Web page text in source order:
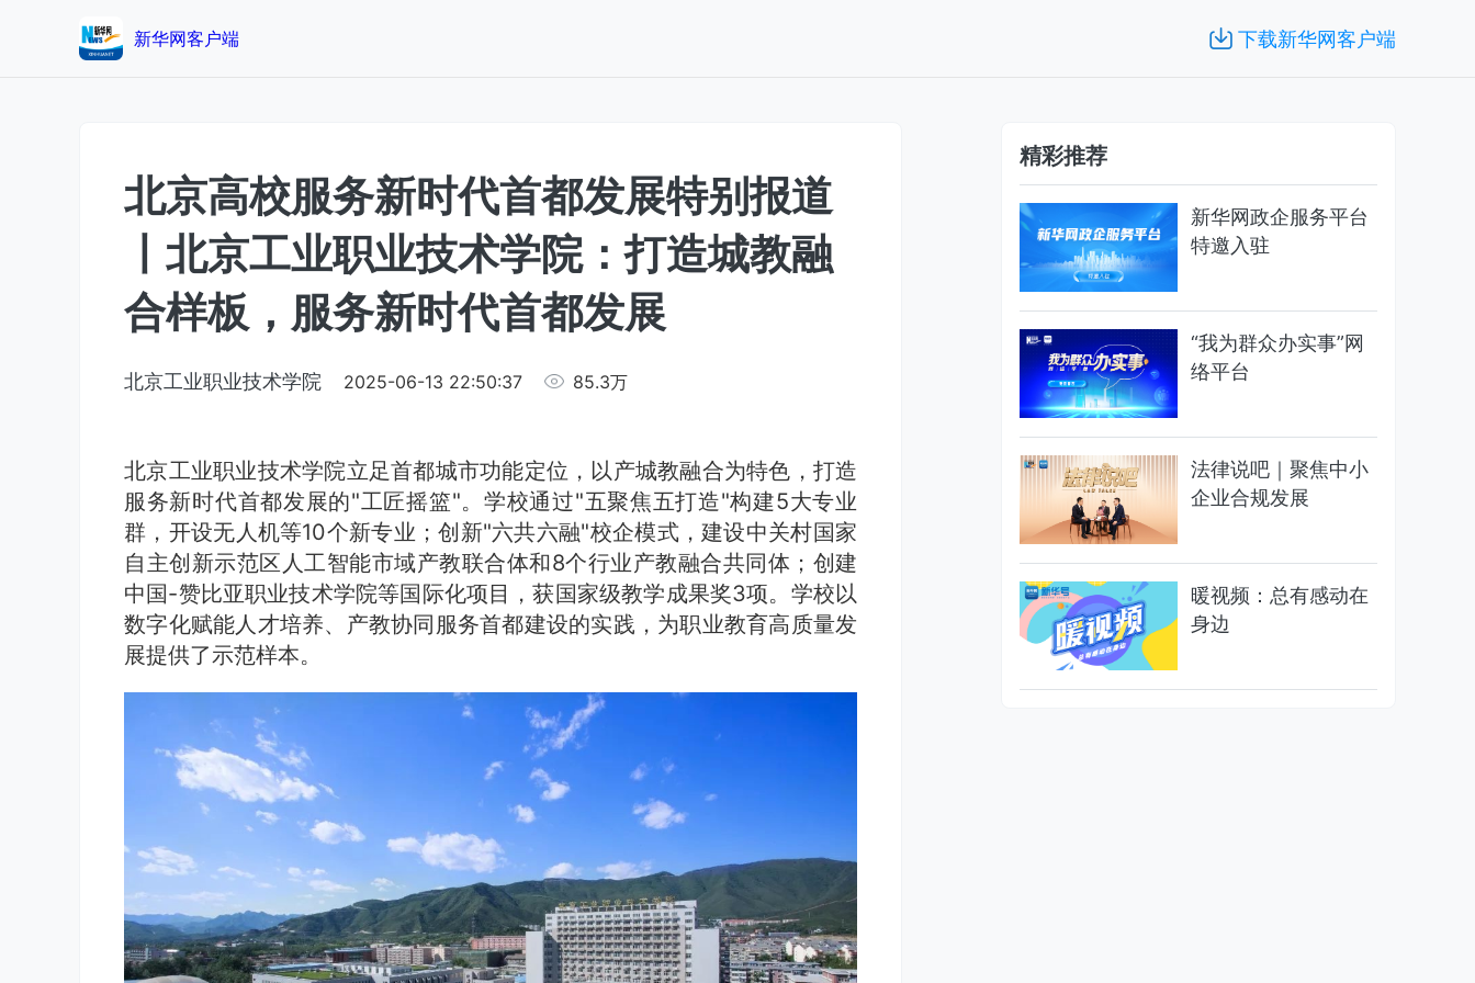
新华网客户端 下载新华网客户端
北京高校服务新时代首都发展特别报道
丨北京工业职业技术学院：打造城教融
合样板，服务新时代首都发展
北京工业职业技术学院 2025-06-13 22:50:37 85.3万
北京工业职业技术学院立足首都城市功能定位，以产城教融合为特色，打造
服务新时代首都发展的"工匠摇篮"。学校通过"五聚焦五打造"构建5大专业
群，开设无人机等10个新专业；创新"六共六融"校企模式，建设中关村国家
自主创新示范区人工智能市域产教联合体和8个行业产教融合共同体；创建
中国-赞比亚职业技术学院等国际化项目，获国家级教学成果奖3项。学校以
数字化赋能人才培养、产教协同服务首都建设的实践，为职业教育高质量发
展提供了示范样本。
精彩推荐
新华网政企服务平台
特邀入驻
“我为群众办实事”网
络平台
法律说吧｜聚焦中小
企业合规发展
暖视频：总有感动在
身边